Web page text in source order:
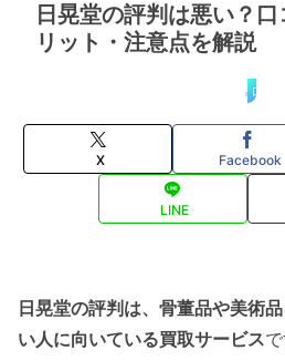
日晃堂の評判は悪い？
リット・注意点を解説
口コミ
X Facebook
LINE
日晃堂の評判は、骨董品や美術
い人に向いている買取サービスで